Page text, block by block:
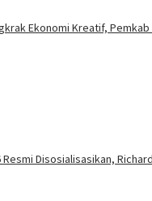
Ekonomi Kreatif,
Resmi Disosialisasikan,